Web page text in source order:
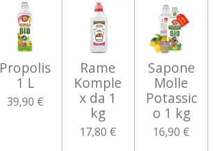
Propolis
1 L
39,90 €
Rame
Komple
x da 1
kg
17,80 €
Sapone
Molle
Potassic
o 1 kg
16,90 €